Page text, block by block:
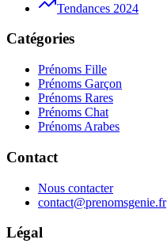
Tendances 2024
Catégories
Prénoms Fille
Prénoms Garçon
Prénoms Rares
Prénoms Chat
Prénoms Arabes
Contact
Nous contacter
contact@prenomsgenie.fr
Légal